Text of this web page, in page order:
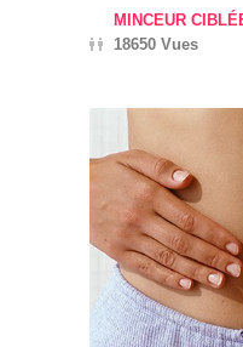
MINCEUR
18650 Vues